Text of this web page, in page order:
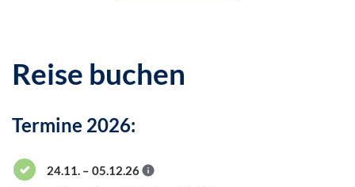
Reise buchen
Termine 2026:
24.11. – 05.12.26